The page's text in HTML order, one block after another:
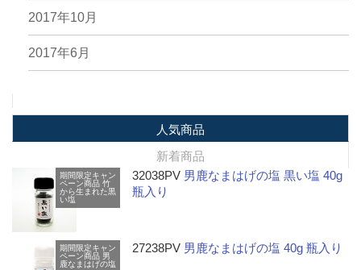
2017年10月
2017年6月
人気商品
新着商品
期間限定キャン
ペーン商品 竹
から生まれた黒
い塩
32038PV 男鹿なまはげの塩 黒い塩 40g
瓶入り
期間限定キャン
ペーン商品 男
鹿なまはげの塩
27238PV 男鹿なまはげの塩 40g 瓶入り